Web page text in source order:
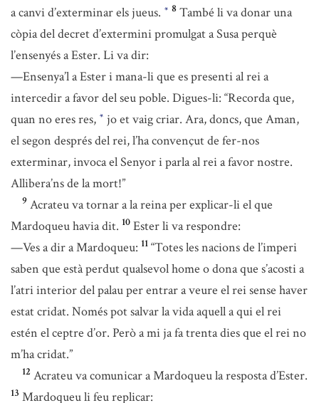
a canvi d’exterminar els jueus. * 8 També li va donar una
còpia del decret d’extermini promulgat a Susa perquè
l’ensenyés a Ester. Li va dir:
—Ensenya’l a Ester i mana-li que es presenti al rei a
intercedir a favor del seu poble. Digues-li: “Recorda que,
quan no eres res, * jo et vaig criar. Ara, doncs, que Aman,
el segon després del rei, l’ha convençut de fer-nos
exterminar, invoca el Senyor i parla al rei a favor nostre.
Allibera’ns de la mort!”
9 Acrateu va tornar a la reina per explicar-li el que
Mardoqueu havia dit. 10 Ester li va respondre:
—Ves a dir a Mardoqueu: 11 “Totes les nacions de l’imperi
saben que està perdut qualsevol home o dona que s’acosti a
l’atri interior del palau per entrar a veure el rei sense haver
estat cridat. Només pot salvar la vida aquell a qui el rei
estén el ceptre d’or. Però a mi ja fa trenta dies que el rei no
m’ha cridat.”
12 Acrateu va comunicar a Mardoqueu la resposta d’Ester.
13 Mardoqueu li feu replicar: